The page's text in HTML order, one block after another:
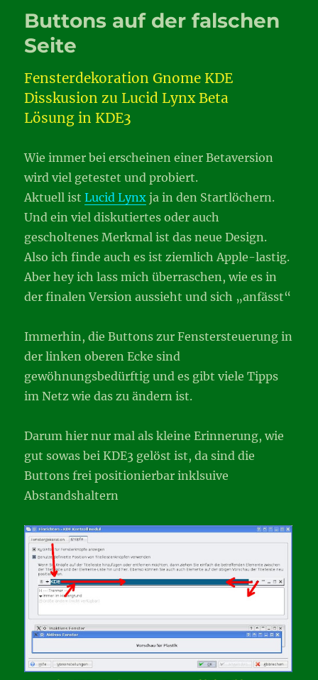
Releaseparty
Buttons auf der falschen
Seite
Fensterdekoration Gnome KDE
Disskusion zu Lucid Lynx Beta
Lösung in KDE3
Wie immer bei erscheinen einer Betaversion
wird viel getestet und probiert.
Aktuell istLucid Lynx ja in den Startlöchern.
Und ein viel diskutiertes oder auch
gescholtenes Merkmal ist das neue Design.
Also ich finde auch es ist ziemlich Apple-lastig.
Aber hey ich lass mich überraschen, wie es in
der finalen Version aussieht und sich „anfässt“
Immerhin, die Buttons zur Fenstersteuerung in
der linken oberen Ecke sind
gewöhnungsbedürftig und es gibt viele Tipps
im Netz wie das zu ändern ist.
Darum hier nur mal als kleine Erinnerung, wie
gut sowas bei KDE3 gelöst ist, da sind die
Buttons frei positionierbar inklsuive
Abstandshaltern